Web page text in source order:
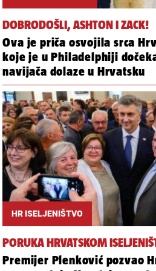
DOBRODOŠLI, ASHTON I ZACK!
Ova je priča osvojila srca
koje je u Philadelphiji
navijača dolaze u Hrvatsku
HR ISELJENIŠTVO
PORUKA HRVATSKOM
Premijer Plenković pozvao